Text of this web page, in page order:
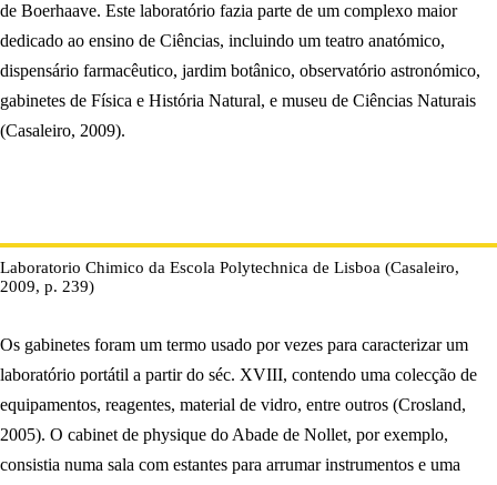
de Boerhaave. Este laboratório fazia parte de um complexo maior
dedicado ao ensino de Ciências, incluindo um teatro anatómico,
dispensário farmacêutico, jardim botânico, observatório astronómico,
gabinetes de Física e História Natural, e museu de Ciências Naturais
(Casaleiro, 2009).
Laboratorio Chimico da Escola Polytechnica de Lisboa (Casaleiro,
2009, p. 239)
Os gabinetes foram um termo usado por vezes para caracterizar um
laboratório portátil a partir do séc. XVIII, contendo uma colecção de
equipamentos, reagentes, material de vidro, entre outros (Crosland,
2005). O cabinet de physique do Abade de Nollet, por exemplo,
consistia numa sala com estantes para arrumar instrumentos e uma